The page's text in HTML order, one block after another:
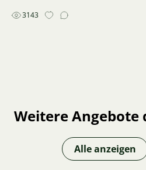
3143
Weitere Angebote
Alle anzeigen